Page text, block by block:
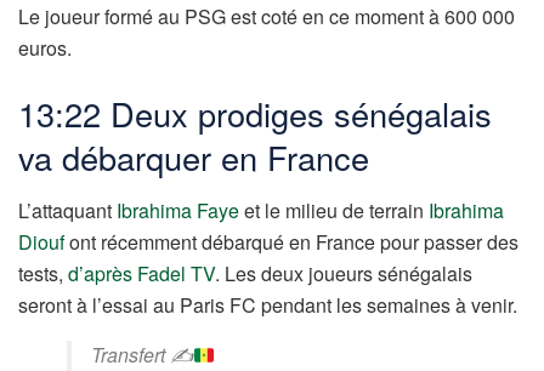
Le joueur formé au PSG est coté en ce moment à 600 000
euros.
13:22 Deux prodiges sénégalais
va débarquer en France
L’attaquant Ibrahima Fayeet le milieu de terrain Ibrahima
Dioufont récemment débarqué en France pour passer des
tests, d’après Fadel TV. Les deux joueurs sénégalais
seront à l’essai au Paris FC pendant les semaines à venir.
Transfert ✍